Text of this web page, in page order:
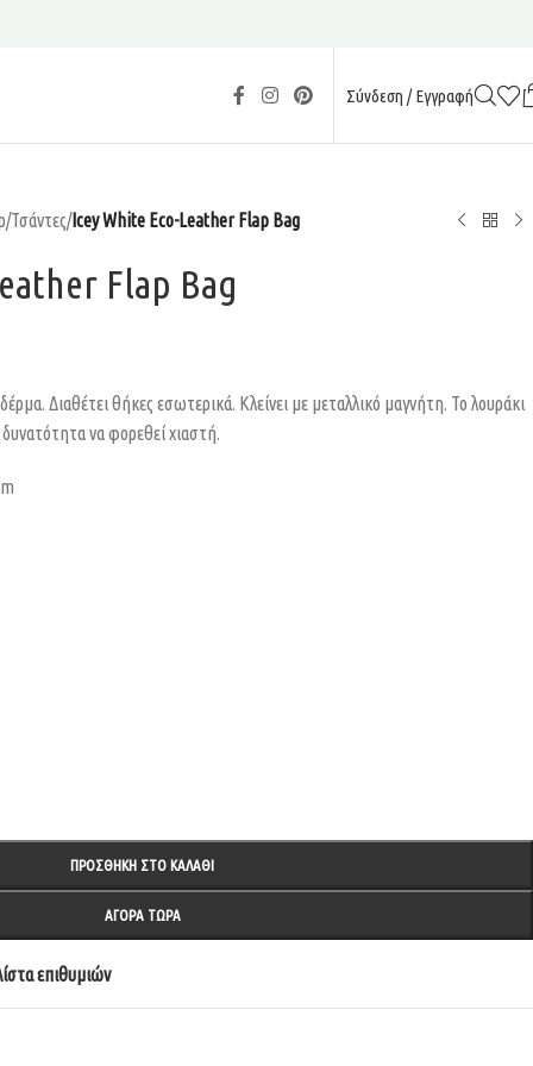
Σύνδεση / Εγγραφή
/Τσάντες/Icey White Eco-Leather Flap Bag
Flap Bag
Διαθέτει θήκες εσωτερικά. Κλείνει με μεταλλικό μαγνήτη. Το λουράκι
να φορεθεί χιαστή.
ΠΡΟΣΘΉΚΗ ΣΤΟ ΚΑΛΆΘΙ
ΑΓΟΡΆ ΤΏΡΑ
επιθυμιών